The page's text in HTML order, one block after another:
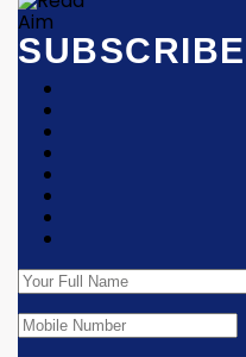
SUBSCRIBE